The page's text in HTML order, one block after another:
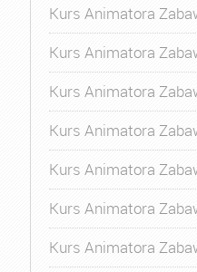
Kurs Animatora
Kurs Animatora
Kurs Animatora
Kurs Animatora
Kurs Animatora
Kurs Animatora
Kurs Animatora